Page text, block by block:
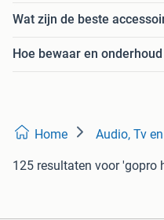
Wat zijn de beste
Hoe bewaar en
Home Audio, Tv
125 resultaten voor 'gopro